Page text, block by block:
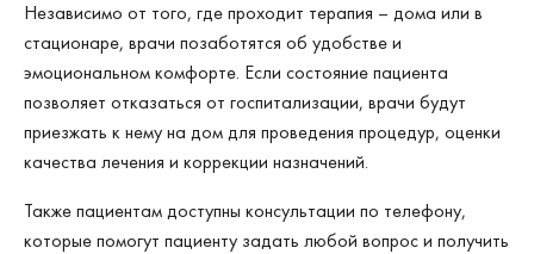
Независимо от того, где проходит терапия – дома или в
стационаре, врачи позаботятся об удобстве и
эмоциональном комфорте. Если состояние пациента
позволяет отказаться от госпитализации, врачи будут
приезжать к нему на дом для проведения процедур, оценки
качества лечения и коррекции назначений.
Также пациентам доступны консультации по телефону,
которые помогут пациенту задать любой вопрос и получить